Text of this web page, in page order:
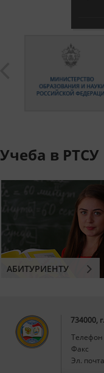
Учеба в РТСУ
АБИТУРИЕНТУ
734000,
Телефон
Факс
Эл. почта